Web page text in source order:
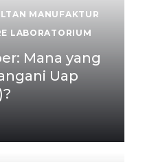
MANUFAKTUR
LABORATORIUM
Mana yang
Uap